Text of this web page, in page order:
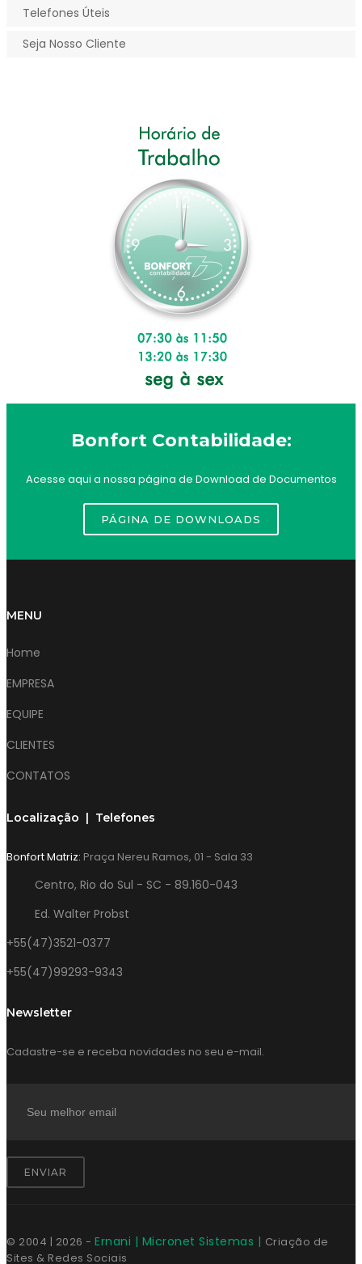
Telefones Úteis
Seja Nosso Cliente
Bonfort Contabilidade:
Acesse aqui a nossa página de Download de Documentos
PÁGINA DE DOWNLOADS
MENU
Home
EMPRESA
EQUIPE
CLIENTES
CONTATOS
Localização | Telefones
Bonfort Matriz: Praça Nereu Ramos, 01 - Sala 33
Centro, Rio do Sul - SC - 89.160-043
Ed. Walter Probst
+55(47)3521-0377
+55(47)99293-9343
Newsletter
Cadastre-se e receba novidades no seu e-mail.
ENVIAR
© 2004 | 2026 - Ernani | Micronet Sistemas | Criação de
Sites & Redes Sociais